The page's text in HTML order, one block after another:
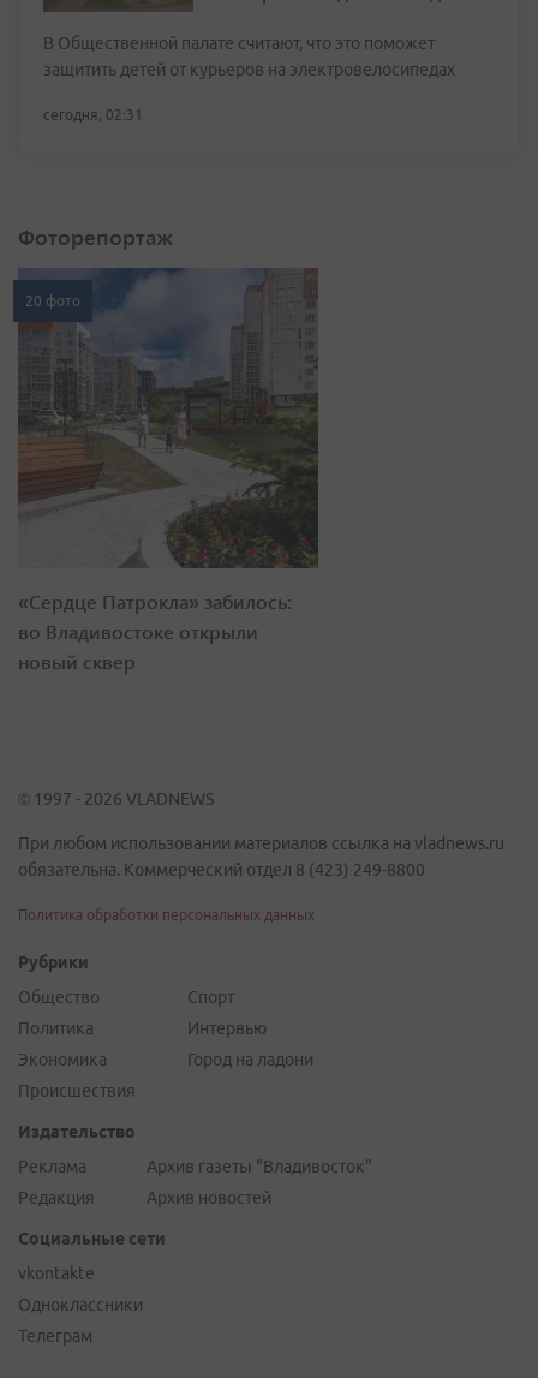
В Общественной палате считают, что это поможет
защитить детей от курьеров на электровелосипедах
сегодня, 02:31
Фоторепортаж
20 фото
«Сердце Патрокла» забилось:
во Владивостоке открыли
новый сквер
© 1997 - 2026 VLADNEWS
При любом использовании материалов ссылка на vladnews.ru
обязательна. Коммерческий отдел 8 (423) 249-8800
Политика обработки персональных данных
Рубрики
Общество
Политика
Экономика
Происшествия
Спорт
Интервью
Город на ладони
Издательство
Реклама
Редакция
Архив газеты "Владивосток"
Архив новостей
Социальные сети
vkontakte
Одноклассники
Телеграм